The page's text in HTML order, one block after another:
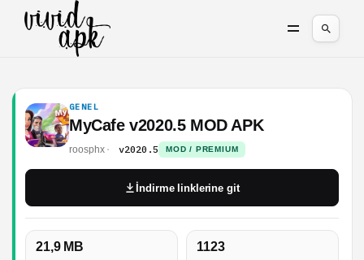
GENEL
MyCafe v2020.5 MOD APK
roosphx v2020.5 MOD / PREMIUM
21,9 MB 1123
İndirme linklerine git